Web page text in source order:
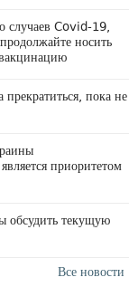
случаев Covid-19,
носить
пока не
приоритетом
обсудить текущую
Все новости